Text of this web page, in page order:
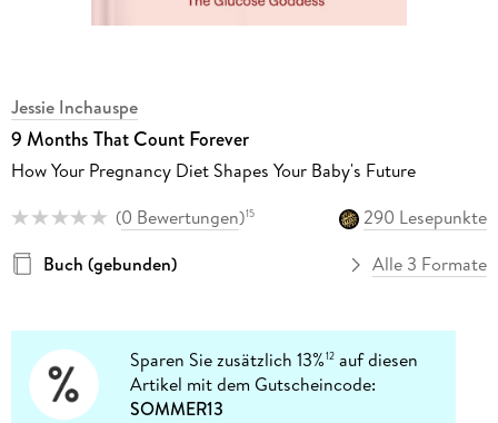
Jessie Inchauspe
9 Months That Count Forever
How Your Pregnancy Diet Shapes Your Baby's Future
(0 Bewertungen)15
290 Lesepunkte
Buch (gebunden)
Alle 3 Formate
Sparen Sie zusätzlich 13%12 auf diesen
Artikel mit dem Gutscheincode:
SOMMER13